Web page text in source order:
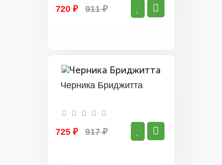
720 ₽ 911 ₽
Черника Бриджитта
725 ₽ 917 ₽